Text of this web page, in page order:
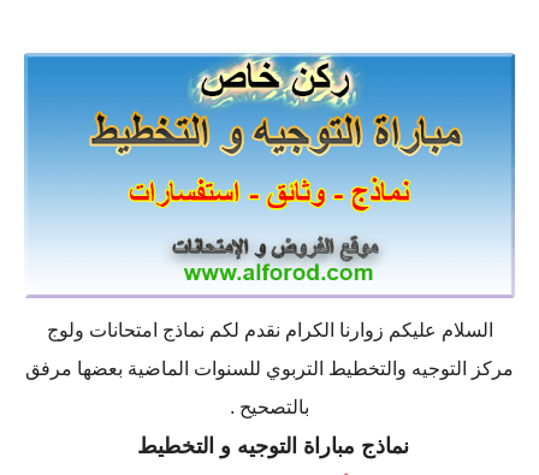
السلام عليكم زوارنا الكرام نقدم لكم نماذج امتحانات ولوج
مركز التوجيه والتخطيط التربوي للسنوات الماضية بعضها مرفق
بالتصحيح .
نماذج مباراة التوجيه و التخطيط